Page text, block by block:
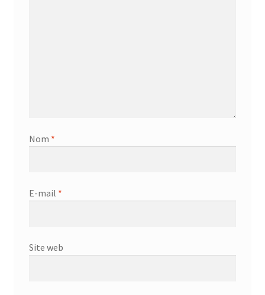
Nom *
E-mail *
Site web